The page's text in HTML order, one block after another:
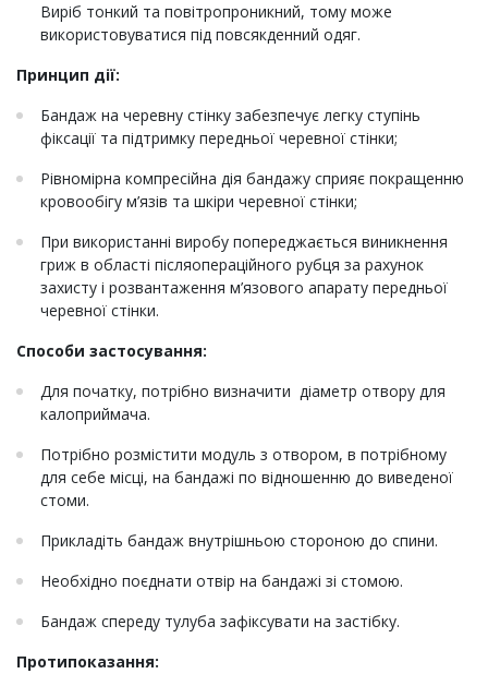
Виріб тонкий та повітропроникний, тому може
використовуватися під повсякденний одяг.
Принцип дії:
Бандаж на черевну стінку забезпечує легку ступінь
фіксації та підтримку передньої черевної стінки;
Рівномірна компресійна дія бандажу сприяє покращенню
кровообігу м’язів та шкіри черевної стінки;
При використанні виробу попереджається виникнення
гриж в області післяопераційного рубця за рахунок
захисту і розвантаження м’язового апарату передньої
черевної стінки.
Способи застосування:
Для початку, потрібно визначити діаметр отвору для
калоприймача.
Потрібно розмістити модуль з отвором, в потрібному
для себе місці, на бандажі по відношенню до виведеної
стоми.
Прикладіть бандаж внутрішньою стороною до спини.
Необхідно поєднати отвір на бандажі зі стомою.
Бандаж спереду тулуба зафіксувати на застібку.
Протипоказання: